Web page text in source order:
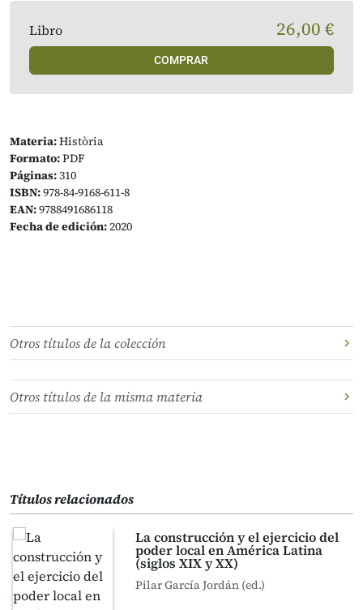
Materia:Història
Formato:PDF
Páginas:310
ISBN:978-84-9168-611-8
EAN:9788491686118
Fecha de edición:2020
Libro 26,00 €
COMPRAR
Otros títulos de la colección
Otros títulos de la misma materia
Títulos relacionados
La construcción y el ejercicio del
poder local en América Latina
(siglos XIX y XX)
Pilar García Jordán (ed.)